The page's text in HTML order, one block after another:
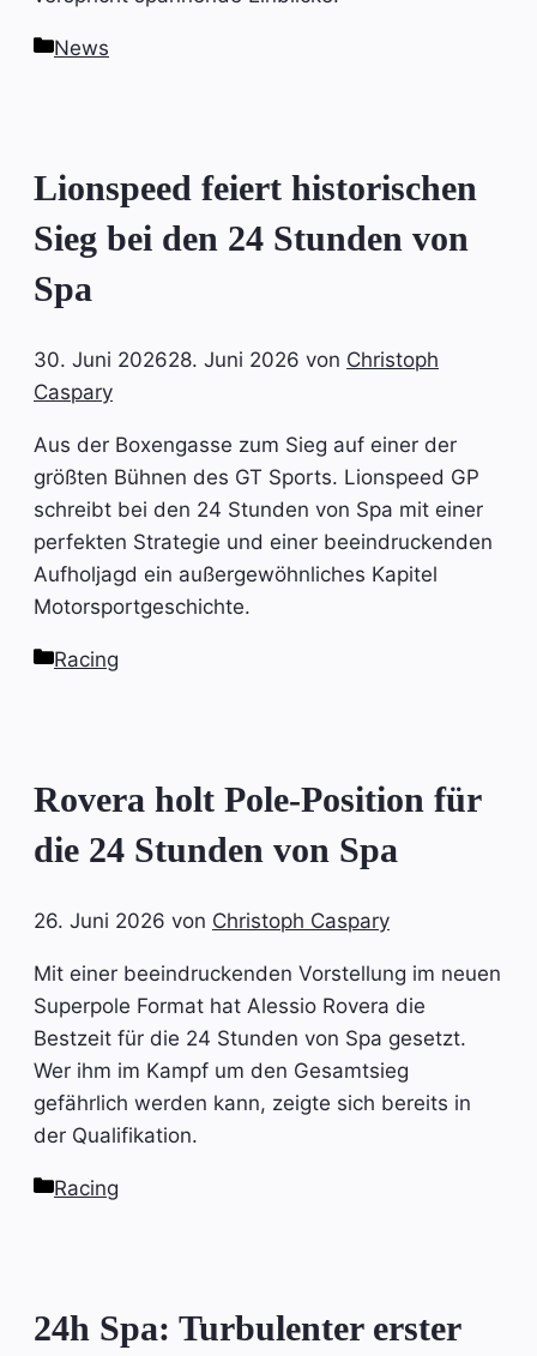
Kategorien
News
Lionspeed feiert historischen
Sieg bei den 24 Stunden von
Spa
30. Juni 202628. Juni 2026 von Christoph
Caspary
Aus der Boxengasse zum Sieg auf einer der
größten Bühnen des GT Sports. Lionspeed GP
schreibt bei den 24 Stunden von Spa mit einer
perfekten Strategie und einer beeindruckenden
Aufholjagd ein außergewöhnliches Kapitel
Motorsportgeschichte.
Kategorien
Racing
Rovera holt Pole-Position für
die 24 Stunden von Spa
26. Juni 2026 von Christoph Caspary
Mit einer beeindruckenden Vorstellung im neuen
Superpole Format hat Alessio Rovera die
Bestzeit für die 24 Stunden von Spa gesetzt.
Wer ihm im Kampf um den Gesamtsieg
gefährlich werden kann, zeigte sich bereits in
der Qualifikation.
Kategorien
Racing
24h Spa: Turbulenter erster